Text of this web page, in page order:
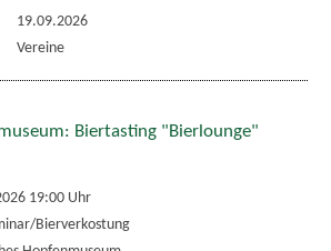
19.09.2026
Vereine
Biertasting "Bierlounge"
19:00 Uhr
Bierverkostung